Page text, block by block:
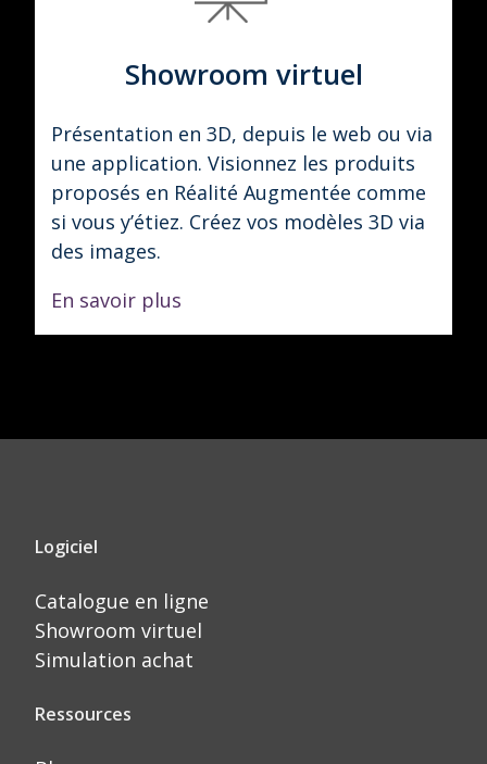
Showroom virtuel
Présentation en 3D, depuis le web ou via
une application. Visionnez les produits
proposés en Réalité Augmentée comme
si vous y’étiez. Créez vos modèles 3D via
des images.
En savoir plus
Logiciel
Catalogue en ligne
Showroom virtuel
Simulation achat
Ressources